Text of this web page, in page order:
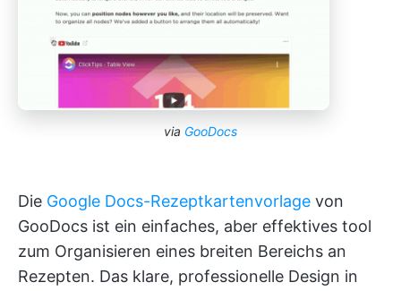
via GooDocs
Die Google Docs-Rezeptkartenvorlage von
GooDocs ist ein einfaches, aber effektives tool
zum Organisieren eines breiten Bereichs an
Rezepten. Das klare, professionelle Design in